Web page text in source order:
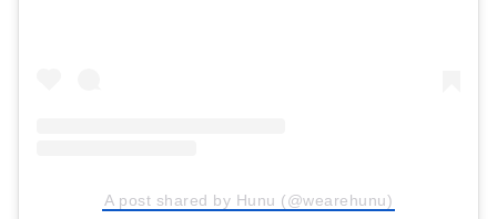
A post shared by Hunu (@wearehunu)